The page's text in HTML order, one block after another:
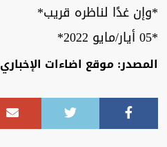
*وإن غدًا لناظره قريب*
*05 أيار/مايو 2022*
المصدر: موقع اضاءات الإخباري